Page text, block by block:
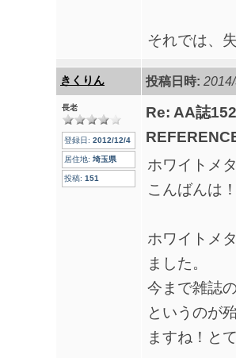
それでは、
きくりん 投稿日時:
長老
登録日: 2012/12/4
居住地: 埼玉県
投稿: 151
Re: AA誌
ホワイトメ
こんばんは
ホワイトメ
ました。
今まで雑誌
というのが
ますね！と